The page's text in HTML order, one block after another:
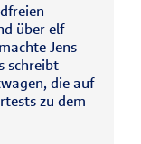
über elf
Jens
schreibt
die auf
zu dem